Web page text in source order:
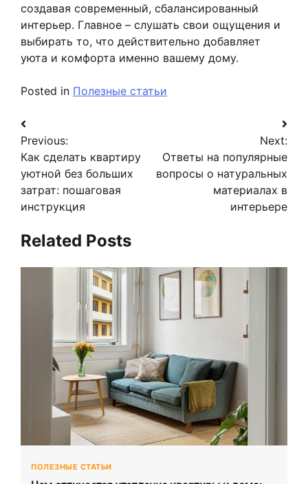
создавая современный, сбалансированный
интерьер. Главное – слушать свои ощущения и
выбирать то, что действительно добавляет
уюта и комфорта именно вашему дому.
Posted in Полезные статьи
Навигация
по
записям
Previous:
Как сделать квартиру
уютной без больших
затрат: пошаговая
инструкция
Next:
Ответы на популярные
вопросы о натуральных
материалах в
интерьере
Related Posts
ПОЛЕЗНЫЕ СТАТЬИ